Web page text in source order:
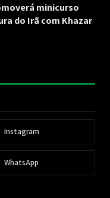
minicurso
do Irã com Khazar
Instagram
WhatsApp